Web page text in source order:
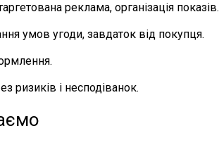
реклама, організація показів.
умов угоди, завдаток від покупця.
ризиків і несподіванок.